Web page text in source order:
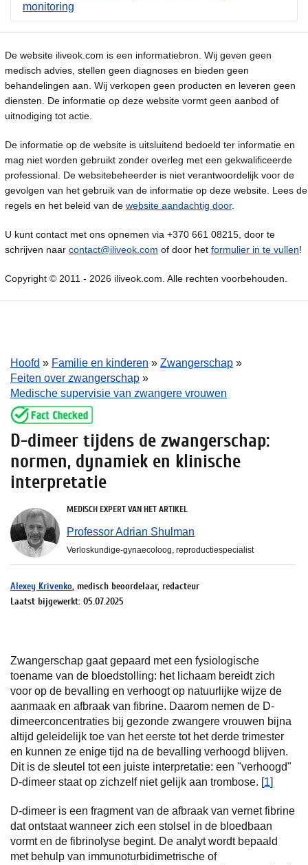
monitoring
De website iliveok.com is een informatiebron. Wij geven geen
medisch advies, stellen geen diagnoses en bieden geen
behandelingen aan. Wij verkopen geen producten en leveren geen
diensten. De informatie op deze website vormt geen aanbod of
uitnodiging tot actie.
De informatie op de website is uitsluitend bedoeld ter informatie en
mag niet worden gebruikt zonder overleg met een gekwalificeerde
professional. De websitebeheerder is niet verantwoordelijk voor de
gevolgen van het gebruik van de informatie op deze website. Lees de
regels en het beleid van de website aandachtig door.
U kunt contact met ons opnemen via +370 661 08215, door te
schrijven naar contact@iliveok.com of door het formulier in te vullen!
Copyright © 2011 - 2026 iliveok.com. Alle rechten voorbehouden.
Hoofd » Familie en kinderen » Zwangerschap »
Feiten over zwangerschap »
Medische supervisie van zwangere vrouwen
D-dimeer tijdens de zwangerschap:
normen, dynamiek en klinische
interpretatie
MEDISCH EXPERT VAN HET ARTIKEL
Professor Adrian Shulman
Verloskundige-gynaecoloog, reproductiespecialist
Alexey Krivenko, medisch beoordelaar, redacteur
Laatst bijgewerkt: 05.07.2025
Zwangerschap gaat gepaard met een fysiologische
toename van de bloedstolling: het lichaam bereidt zich
voor op de bevalling en verhoogt op natuurlijke wijze de
aanmaak en afbraak van fibrine. Daarom nemen de D-
dimeerconcentraties bij gezonde zwangere vrouwen bijna
altijd geleidelijk toe van het eerste tot het derde trimester
en kunnen ze enige tijd na de bevalling verhoogd blijven.
Dit is de sleutel tot een juiste interpretatie: een "verhoogd"
D-dimeer staat op zichzelf niet gelijk aan trombose. [1]
D-dimeer is een fragment van de afbraak van vernet fibrine
dat ontstaat wanneer zich een stolsel in de bloedbaan
vormt en de fibrinolyse begint. De analyt wordt bepaald
met behulp van immunoturbidimetrische of